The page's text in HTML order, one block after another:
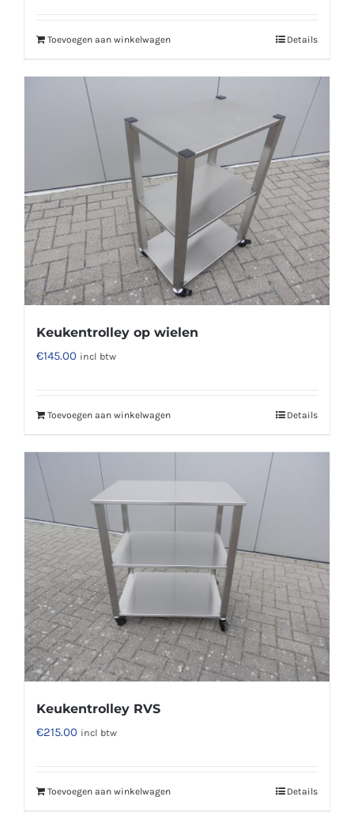
Toevoegen aan winkelwagen Details
Keukentrolley op wielen
€145.00 incl btw
Toevoegen aan winkelwagen Details
Keukentrolley RVS
€215.00 incl btw
Toevoegen aan winkelwagen Details